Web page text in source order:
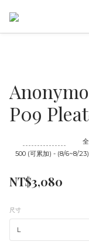
P09
500 (可累加) - (8/6~8/23)
NT$3,080
尺寸